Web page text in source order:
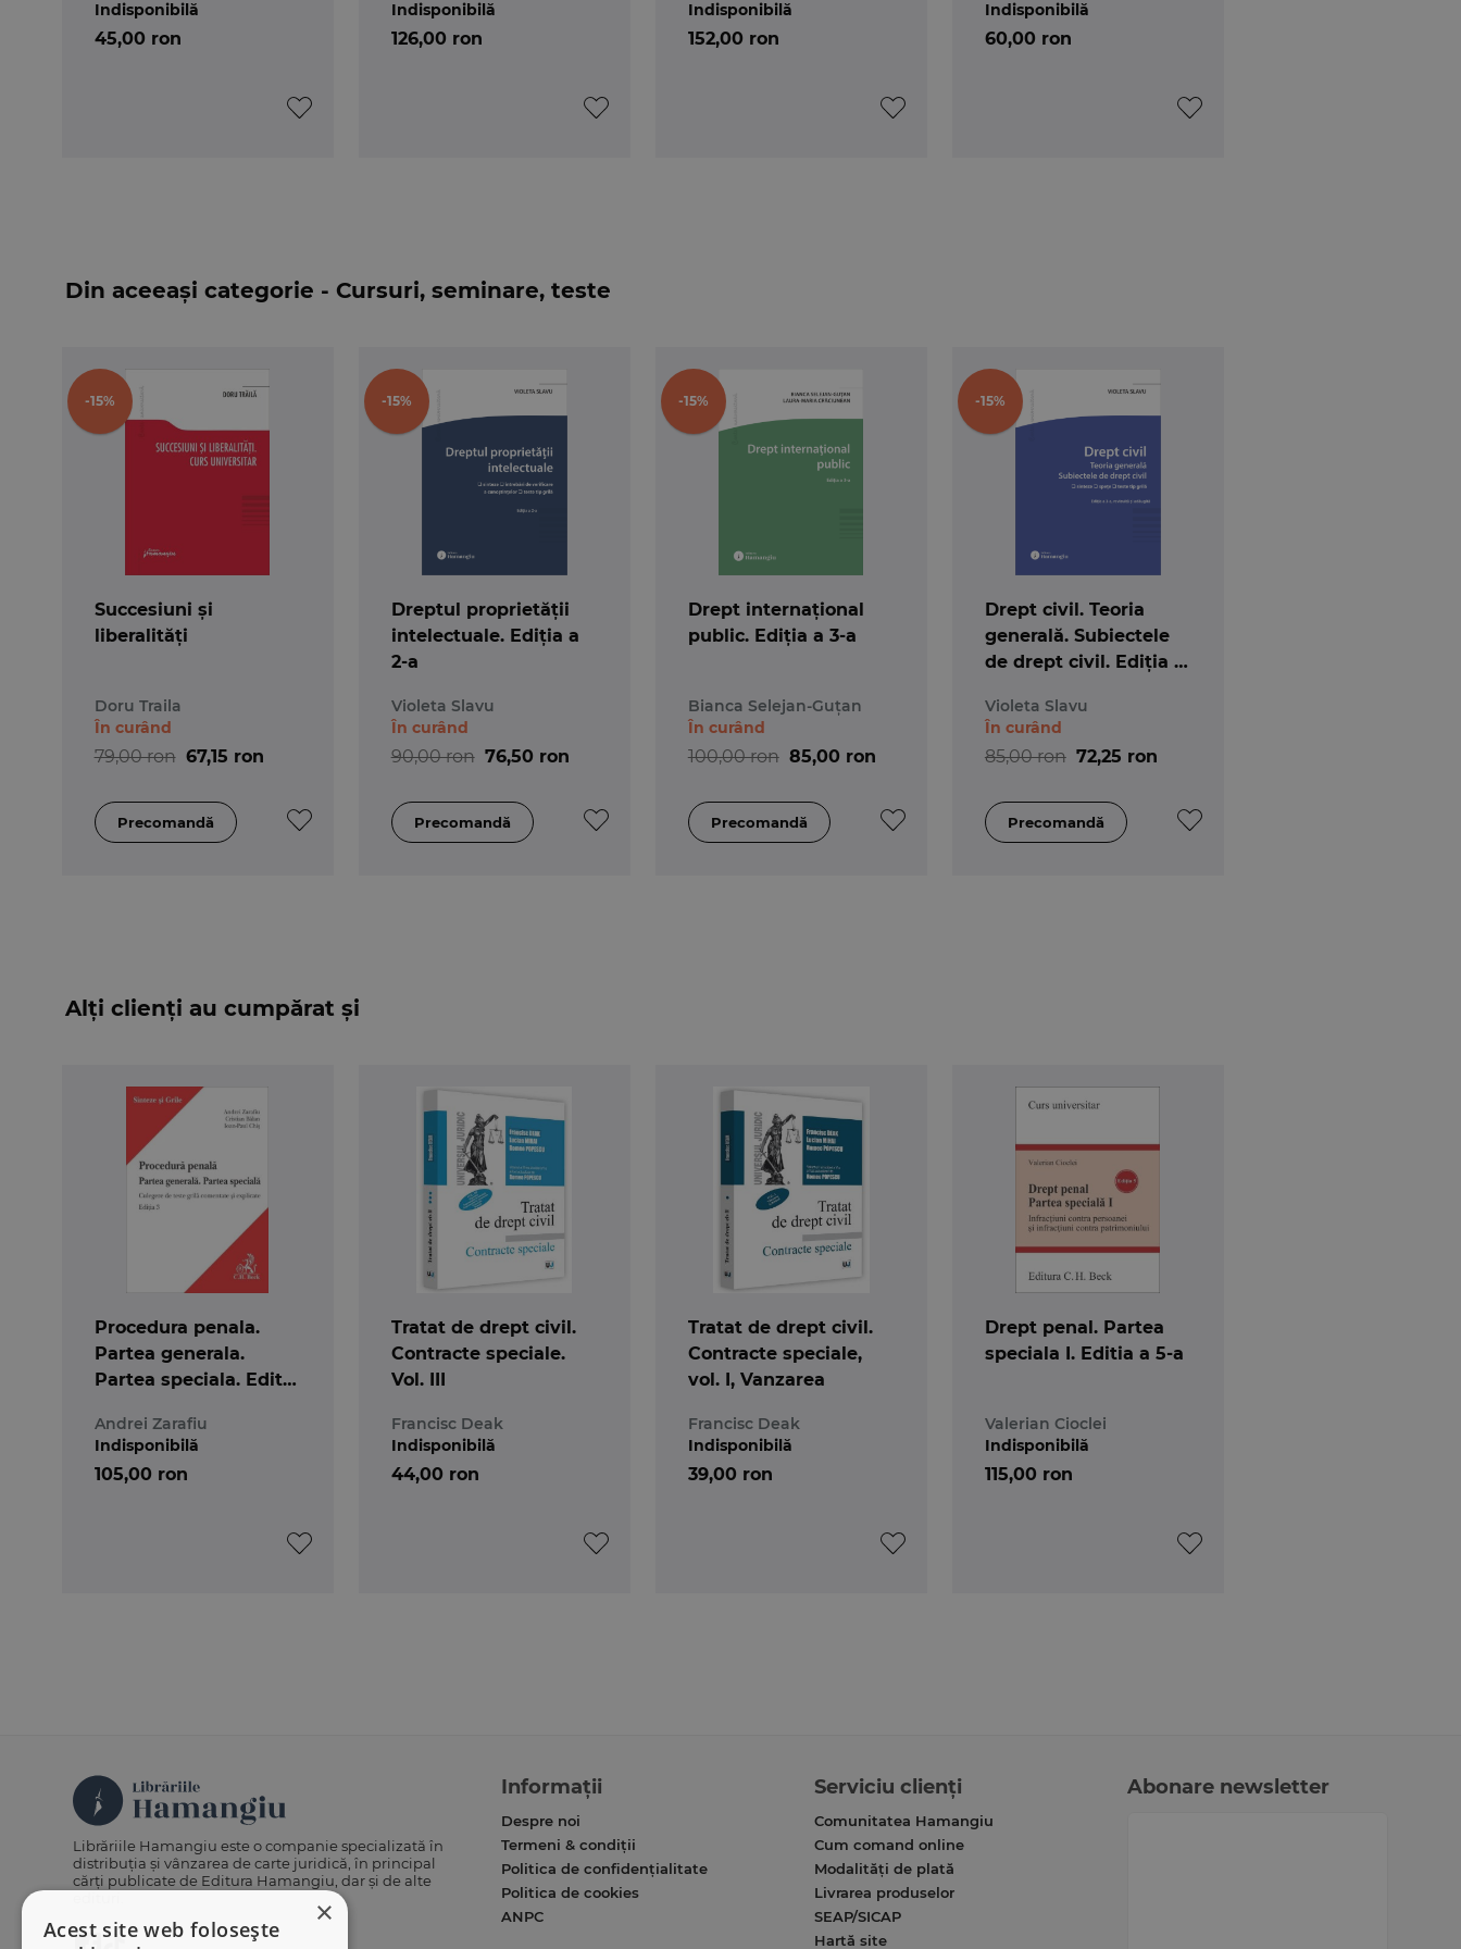
• testele grila sunt menite sa arate „ce nu stim
” inainte de a o constata prin examen
Bucuresti); membru al Comisiei de redactare a Noului Cod penal; avocat.
45,00 ron
Indisponibilă
126,00 ron
Indisponibilă
152,00 ron
Indisponibilă
60,00 ron
Indisponibilă
Din aceeași categorie - Cursuri, seminare, teste
-15%
Succesiuni și
liberalități
Doru Traila
79,00 ron 67,15 ron
În curând
-15%
Dreptul proprietății
intelectuale. Ediția a
2-a
Violeta Slavu
90,00 ron 76,50 ron
În curând
-15%
Drept internațional
public. Ediția a 3-a
Bianca Selejan-Guțan
100,00 ron 85,00 ron
În curând
-15%
Drept civil. Teoria
generală. Subiectele
de drept civil. Ediția a
Violeta Slavu
85,00 ron 72,25 ron
În curând
Alți clienți au cumpărat și
Procedura penala.
Partea generala.
Partea speciala. Editia
Andrei Zarafiu
105,00 ron
Indisponibilă
Tratat de drept civil.
Contracte speciale.
Vol. III
Francisc Deak
44,00 ron
Indisponibilă
Tratat de drept civil.
Contracte speciale,
vol. I, Vanzarea
Francisc Deak
39,00 ron
Indisponibilă
Drept penal. Partea
speciala I. Editia a 5-a
Valerian Cioclei
115,00 ron
Indisponibilă
×
Acest site web folosește
Librăriile Hamangiu este o companie specializată în
distribuția și vânzarea de carte juridică, în principal
cărți publicate de Editura Hamangiu, dar și de alte
Informații
Despre noi
Termeni & condiții
Politica de confidențialitate
Politica de cookies
ANPC
Serviciu clienți
Comunitatea Hamangiu
Cum comand online
Modalități de plată
Livrarea produselor
SEAP/SICAP
Hartă site
Abonare newsletter